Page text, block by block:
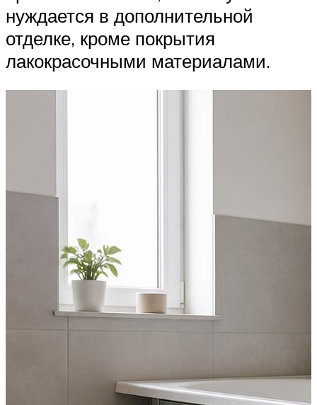
нуждается в дополнительной
отделке, кроме покрытия
лакокрасочными материалами.